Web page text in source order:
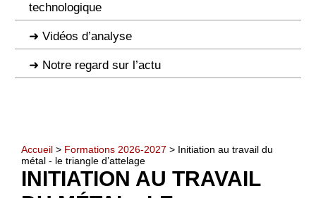
technologique
Vidéos d’analyse
Notre regard sur l’actu
Accueil > Formations 2026-2027 > Initiation au travail du
métal - le triangle d’attelage
INITIATION AU TRAVAIL